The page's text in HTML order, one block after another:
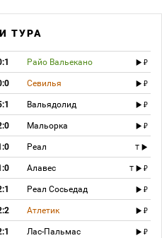
ТУРА
Райо Вальекано
Севилья
Вальядолид
Мальорка
Реал T
Алавес T
Реал Сосьедад
Атлетик
Лас-Пальмас